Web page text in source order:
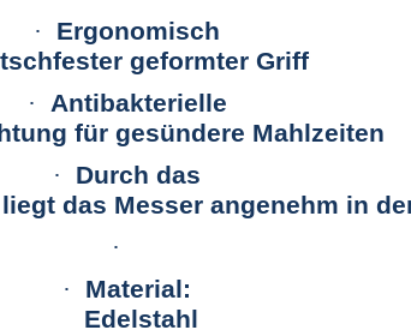
·
Ergonomisch
geformter Griff
· Antibakterielle
für gesündere Mahlzeiten
·
Durch das
das Messer angenehm in
·
·
Material:
Edelstahl